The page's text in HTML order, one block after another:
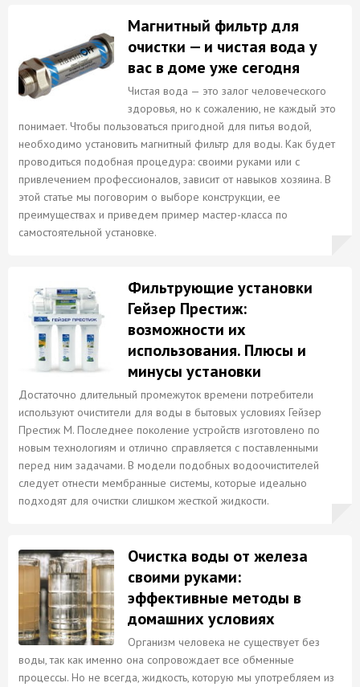
Магнитный фильтр для
очистки — и чистая вода у
вас в доме уже сегодня
Чистая вода — это залог человеческого
здоровья, но к сожалению, не каждый это
понимает. Чтобы пользоваться пригодной для питья водой,
необходимо установить магнитный фильтр для воды. Как будет
проводиться подобная процедура: своими руками или с
привлечением профессионалов, зависит от навыков хозяина. В
этой статье мы поговорим о выборе конструкции, ее
преимуществах и приведем пример мастер-класса по
самостоятельной установке.
Фильтрующие установки
Гейзер Престиж:
возможности их
использования. Плюсы и
минусы установки
Достаточно длительный промежуток времени потребители
используют очистители для воды в бытовых условиях Гейзер
Престиж М. Последнее поколение устройств изготовлено по
новым технологиям и отлично справляется с поставленными
перед ним задачами. В модели подобных водоочистителей
следует отнести мембранные системы, которые идеально
подходят для очистки слишком жесткой жидкости.
Очистка воды от железа
своими руками:
эффективные методы в
домашних условиях
Организм человека не существует без
воды, так как именно она сопровождает все обменные
процессы. Но не всегда, жидкость, которую мы употребляем из